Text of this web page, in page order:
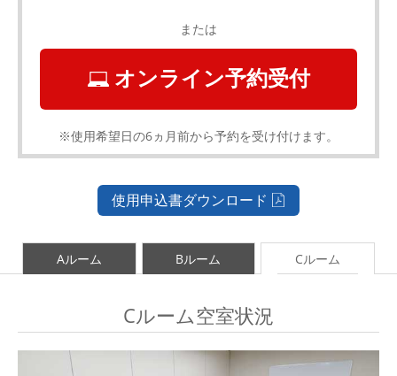
または
オンライン予約受付
※使用希望日の6ヵ月前から予約を受け付けます。
使用申込書ダウンロード
Aルーム Bルーム Cルーム
Cルーム空室状況